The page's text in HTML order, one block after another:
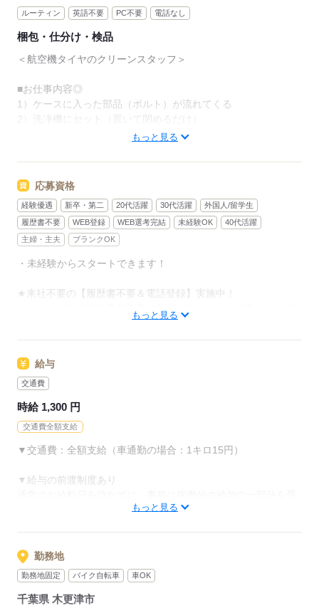
ルーティン 英語不要 PC不要 電話なし
梱包・仕分け・検品
＜航空機タイヤのクリーンスタッフ＞
■お仕事内容◎
1）ケースに入った部品（ボルト）が流れてくる
2）洗浄機にセット（置いて閉めるだけ）
3）ボタンを押すだけで自動洗浄！
■ここがポイント◎
・扱うのは小さな部品のみ！重たい物ナシ◎
・ケースごとに管理（シリアルコードあり）
→ 他の部品と混ざらないようにだけ注意！
・作業後はコードをサッと消すだけ（肌への影響ほぼなし）
■航空機に関する知識は不要◎
・社員さんが丁寧に教えてくれるので安心◎
もっと見る
応募資格
経験優遇 新卒・第二 20代活躍 30代活躍
外国人/留学生
履歴書不要
WEB登録 WEB選考完結 未経験OK
40代活躍
主婦・主夫
ブランクOK
・未経験からスタートできます！
★来社不要の【履歴書不要＆電話登録】実施中！
▼ステップ1 WEB選考通過の方には当社よりご連絡をさせて
▼ステップ2 専用サイトから入力すれば履歴書不要！
OK！
電話登録の所要時間は大体20分程度！
応募する
もっと見る
給与
交通費
時給 1,300 円
交通費全額支給
▼交通費：全額支給（車通勤の場合：1キロ15円）
▼給与の前渡制度あり
Q：締め日と支払日は？
A：月末締めの、翌15日払いです。お給料日前に必要な場合は
給与の前払い制度もありますよ。
月に1回まで使用できるので、通常の給与日とあわせて月2回、
もっと見る
勤務地
勤務地固定 バイク自転車 車OK
千葉県 木更津市